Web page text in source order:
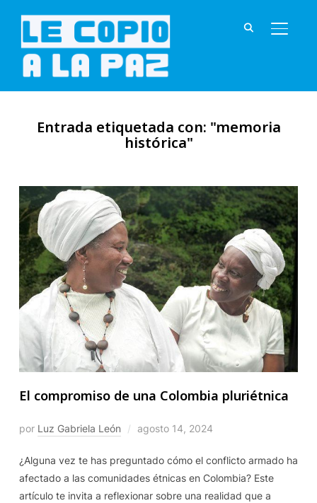
Entrada etiquetada con: "memoria
histórica"
El compromiso de una Colombia pluriétnica
por Luz Gabriela León agosto 14, 2024
¿Alguna vez te has preguntado cómo el conflicto armado ha
afectado a las comunidades étnicas en Colombia? Este
artículo te invita a reflexionar sobre una realidad que a